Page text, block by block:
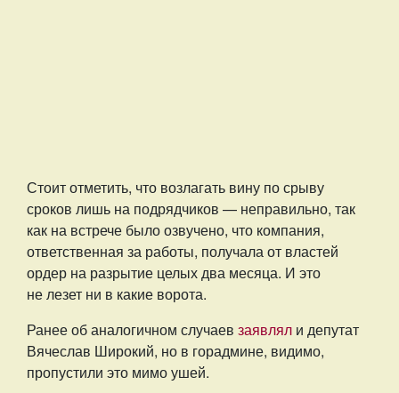
Стоит отметить, что возлагать вину по срыву
сроков лишь на подрядчиков — неправильно, так
как на встрече было озвучено, что компания,
ответственная за работы, получала от властей
ордер на разрытие целых два месяца. И это
не лезет ни в какие ворота.
Ранее об аналогичном случаев заявлял и депутат
Вячеслав Широкий, но в горадмине, видимо,
пропустили это мимо ушей.